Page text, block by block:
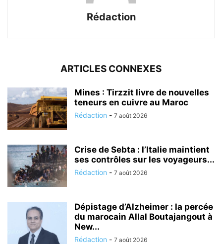
Rédaction
ARTICLES CONNEXES
Mines : Tirzzit livre de nouvelles
teneurs en cuivre au Maroc
Rédaction - 7 août 2026
Crise de Sebta : l’Italie maintient
ses contrôles sur les voyageurs...
Rédaction - 7 août 2026
Dépistage d’Alzheimer : la percée
du marocain Allal Boutajangout à
New...
Rédaction - 7 août 2026